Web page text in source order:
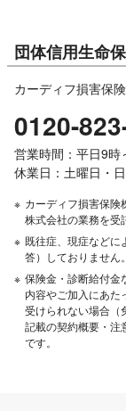
団体信用生命
カーディフ損害保
0120-
営業時間：平日9時
休業日：土曜日・
※ カーディフ損害保険
株式会社の業務を受
※ 既往症、現症などに
答）しておりません。
※ 保険金・診断給付金
内容やご加入にあた
受けられない場合（
記載の契約概要・注
です。